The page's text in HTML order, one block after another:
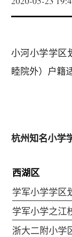
小河小学学区
睦院外）户籍
杭州知名小学
西湖区
学军小学学区
学军小学之江
浙大二附小学